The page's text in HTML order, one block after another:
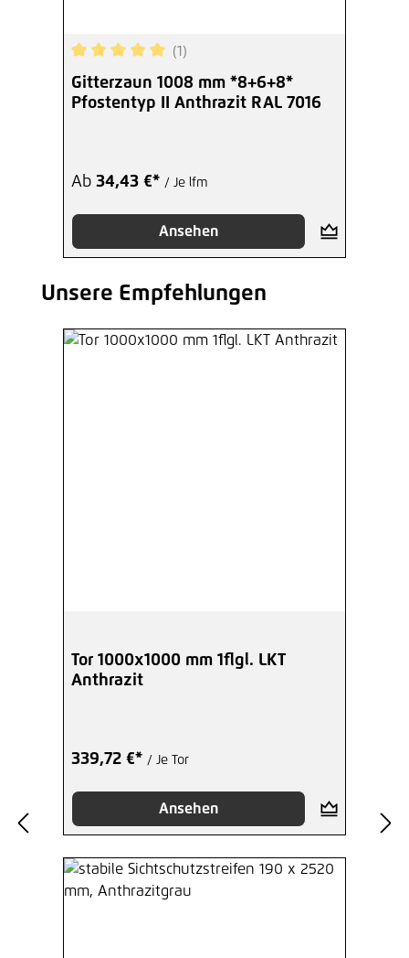
Durchschnittliche Bewertung von 5 von 5
(1)
Gitterzaun 1008 mm *8+6+8*
Pfostentyp II Anthrazit RAL 7016
Ab 34,43 €* / Je lfm
Ansehen
Produktgalerie überspringen
Unsere Empfehlungen
Tor 1000x1000 mm 1flgl. LKT
Anthrazit
339,72 €* / Je Tor
Ansehen